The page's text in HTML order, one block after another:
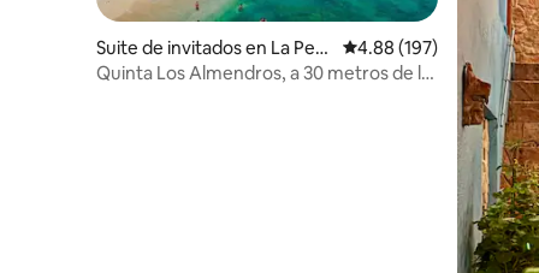
Suite de invitados en La Peñi
ta de Jaltemba
Calificación promedio:
4.88 (197)
Quinta Los Almendros, a 30 metros de la